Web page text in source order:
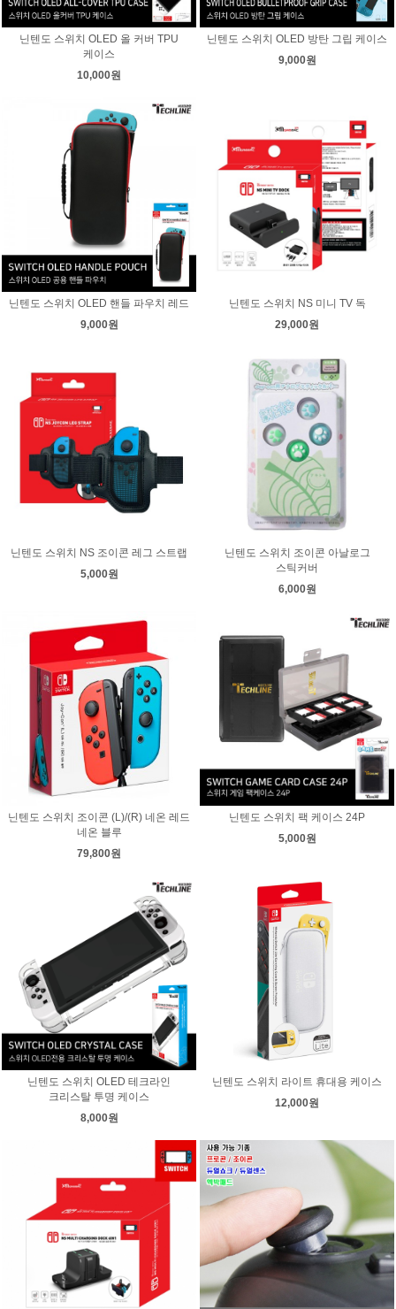
닌텐도 스위치 OLED 올 커버 TPU
케이스
10,000원
닌텐도 스위치 OLED 방탄 그립 케이스
9,000원
닌텐도 스위치 OLED 핸들 파우치 레드
9,000원
닌텐도 스위치 NS 미니 TV 독
29,000원
닌텐도 스위치 NS 조이콘 레그 스트랩
5,000원
닌텐도 스위치 조이콘 아날로그
스틱커버
6,000원
닌텐도 스위치 조이콘 (L)/(R) 네온 레드
네온 블루
79,800원
닌텐도 스위치 팩 케이스 24P
5,000원
닌텐도 스위치 OLED 테크라인
크리스탈 투명 케이스
8,000원
닌텐도 스위치 라이트 휴대용 케이스
12,000원